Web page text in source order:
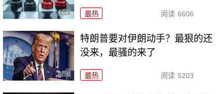
最热 阅读 6606
特朗普要对伊朗动手？最狠的还
没来，最骚的来了
最热 阅读 5203